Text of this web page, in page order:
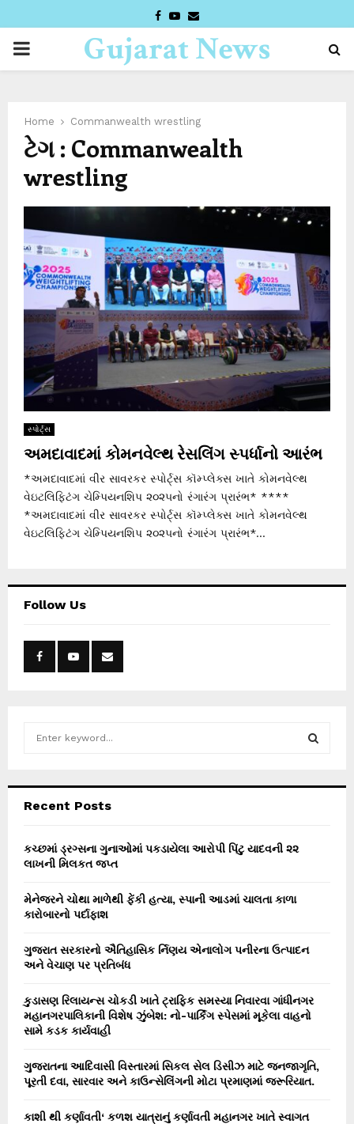
FACEBOOK
YOUTUBE
EMAIL
PRIMARYGujarat News
Home Commanwealth wrestling
ટેગ : Commanwealth
wrestling
સ્પોર્ટ્સ
અમદાવાદમાં કોમનવેલ્થ રેસલિંગ સ્પર્ધાનો આરંભ
*અમદાવાદમાં વીર સાવરકર સ્પોર્ટ્સ કૉમ્પ્લેક્સ ખાતે કોમનવેલ્થ
વેઇટલિફ્ટિંગ ચેમ્પિયનશિપ ૨૦૨૫નો રંગારંગ પ્રારંભ* ****
*અમદાવાદમાં વીર સાવરકર સ્પોર્ટ્સ કૉમ્પ્લેક્સ ખાતે કોમનવેલ્થ
વેઇટલિફ્ટિંગ ચેમ્પિયનશિપ ૨૦૨૫નો રંગારંગ પ્રારંભ*...
Follow Us
h
o
r
Recent Posts
કચ્છમાં ડ્રગ્સના ગુનાઓમાં પકડાયેલા આરોપી પિંટુ યાદવની ૨૨
લાખની મિલકત જપ્ત
મેનેજરને ચોથા માળેથી ફેંકી હત્યા, સ્પાની આડમાં ચાલતા કાળા
કારોબારનો પર્દાફાશ
ગુજરાત સરકારનો ઐતિહાસિક ર્નિણય એનાલોગ પનીરના ઉત્પાદન
અને વેચાણ પર પ્રતિબંધ
કુડાસણ રિલાયન્સ ચોકડી ખાતે ટ્રાફિક સમસ્યા નિવારવા ગાંધીનગર
મહાનગરપાલિકાની વિશેષ ઝુંબેશ: નો-પાર્કિંગ સ્પેસમાં મૂકેલા વાહનો
સામે કડક કાર્યવાહી
ગુજરાતના આદિવાસી વિસ્તારમાં સિકલ સેલ ડિસીઝ માટે જનજાગૃતિ,
પૂરતી દવા, સારવાર અને કાઉન્સેલિંગની મોટા પ્રમાણમાં જરૂરિયાત.
કાશી થી કર્ણાવતી‘ કળશ યાત્રાનું કર્ણાવતી મહાનગર ખાતે સ્વાગત